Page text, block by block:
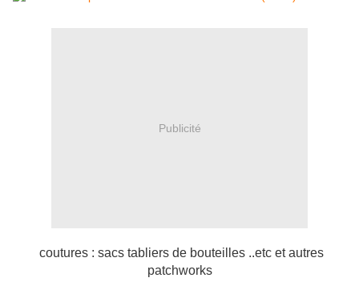
Publicité
coutures : sacs tabliers de bouteilles ..etc et autres
patchworks